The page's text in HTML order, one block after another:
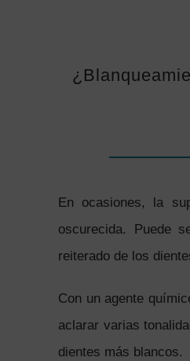
En ocasiones, la
oscurecida. Puede
reiterado de los
Con un agente
aclarar varias
dientes más blancos.